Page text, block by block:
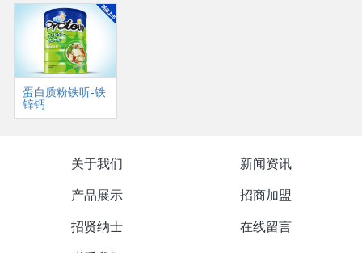
蛋白质粉铁听-铁
锌钙
关于我们
新闻资讯
产品展示
招商加盟
招贤纳士
在线留言